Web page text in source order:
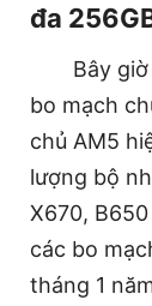
đa
Bây
bo mạch
chủ AM5
lượng bộ
X670,
các bo
tháng 1